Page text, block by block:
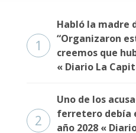
1
Habló la madre
“Organizaron
creemos que
« Diario La
2
Uno de los
ferretero debía
año 2028 «